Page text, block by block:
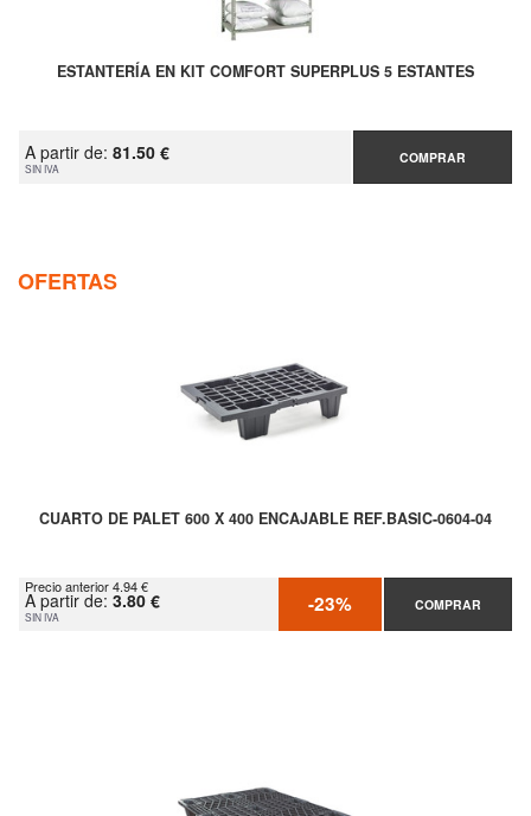
ESTANTERÍA EN KIT COMFORT SUPERPLUS 5 ESTANTES
A partir de: 81.50 €
SIN IVA
COMPRAR
OFERTAS
CUARTO DE PALET 600 X 400 ENCAJABLE REF.BASIC-0604-04
Precio anterior 4.94 €
A partir de: 3.80 €
SIN IVA -23% COMPRAR